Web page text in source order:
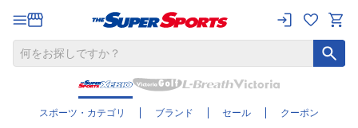
スポーツ・カテゴリ ブランド セール クーポン